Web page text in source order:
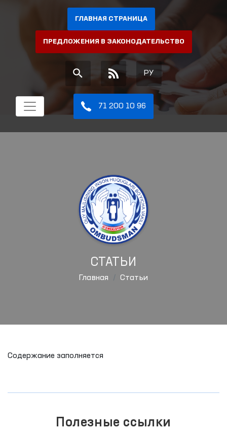
ГЛАВНАЯ СТРАНИЦА
ПРЕДЛОЖЕНИЯ В ЗАКОНОДАТЕЛЬСТВО
РУ
71 200 10 96
СТАТЬИ
Главная Статьи
Содержание заполняется
Полезные ссылки